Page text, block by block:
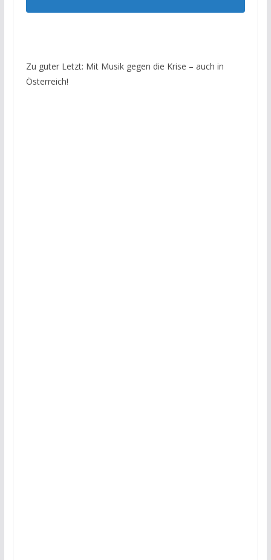
Zu guter Letzt: Mit Musik gegen die Krise – auch in
Österreich!